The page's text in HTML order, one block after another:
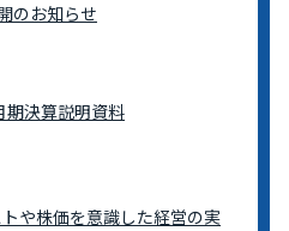
のお知らせ
期決算説明資料
トや株価を意識した経営の実